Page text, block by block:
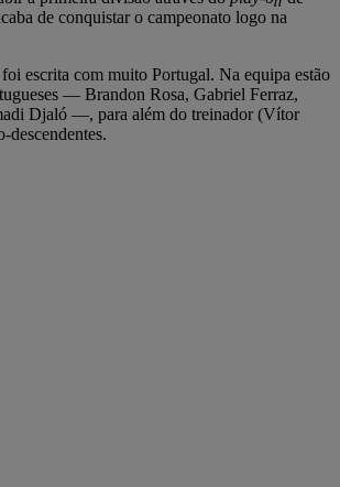
de conquistar o campeonato logo na
escrita com muito Portugal. Na equipa estão
— Brandon Rosa, Gabriel Ferraz,
Djaló —, para além do treinador (Vítor
descendentes.